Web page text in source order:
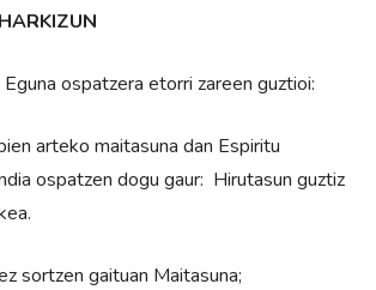
Eguna ospatzera etorri zareen guztioi:
arteko maitasuna dan Espiritu
ospatzen dogu gaur: Hirutasun guztiz
sortzen gaituan Maitasuna;